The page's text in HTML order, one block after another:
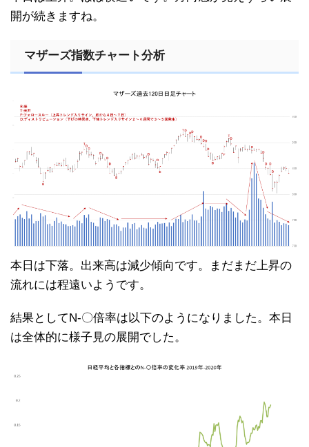
開が続きますね。
マザーズ指数チャート分析
本日は下落。出来高は減少傾向です。まだまだ上昇の
流れには程遠いようです。
結果としてN-〇倍率は以下のようになりました。本日
は全体的に様子見の展開でした。